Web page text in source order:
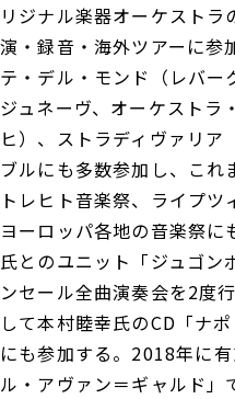
リジナル楽器オーケスト
演・録音・海外ツアーに参
テ・デル・モンド（レバー
ジュネーヴ、オーケストラ
ヒ）、ストラディヴァリア
ブルにも多数参加し、こ
トレヒト音楽祭、ライプ
ヨーロッパ各地の音楽祭
氏とのユニット「ジュゴン
ンセール全曲演奏会を2度
して本村睦幸氏のCD「ナ
にも参加する。2018年に
ル・アヴァン＝ギャルド